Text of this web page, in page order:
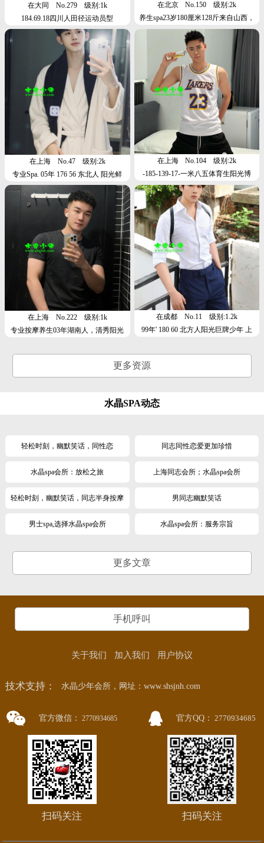
在大同 No.279
级别:1k
184.69.18四川人田径运动员型
在北京 No.150
级别:2k
养生spa23岁180厘米128斤来自山西，
六块腹肌，直男爷们帅哥，在天津
在上海 No.47
级别:2k
专业Spa. 05年 176 56 东北人 阳光鲜
肉，清秀可爱，本月广洲，下月上海
在上海 No.104
级别:2k
-185-139-17-一米八五体育生阳光博
肌，器大活好，上海必吃榜-小红书抖
音网红-学生兼职，服务贴心，聊天很
有情趣价值，特别懂的照顾别人感
受，服务全程贴心周到，聊天很舒
服，懂得照顾感受，SPA做完浑身放
松。SSS
在上海 No.222
级别:1k
专业按摩养生03年湖南人，清秀阳光
在成都 No.11
级别:1.2k
99年' 180 60 北方人阳光巨牌少年 上
更多资源
水晶SPA动态
轻松时刻，幽默笑话，同性恋 同志同性恋爱更加珍惜
水晶spa会所：放松之旅 上海同志会所；水晶spa会所
轻松时刻，幽默笑话，同志半身按摩 男同志幽默笑话
男士spa,选择水晶spa会所 水晶spa会所：服务宗旨
更多文章
手机呼叫
关于我们 加入我们 用户协议
技术支持： 水晶少年会所，网址：www.shsjnh.com
官方微信： 2770934685
扫码关注
官方QQ： 2770934685
扫码关注